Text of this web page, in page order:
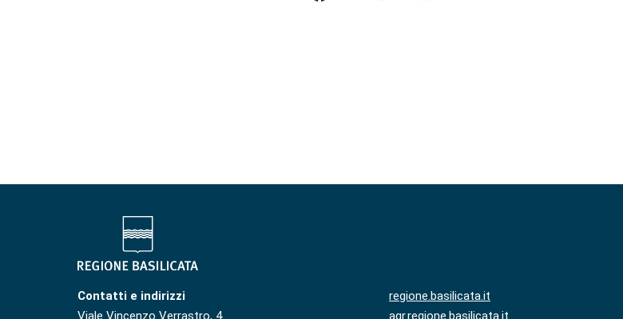
Contatti e indirizzi
Viale Vincenzo Verrastro, 4
regione.basilicata.it
agr.regione.basilicata.it